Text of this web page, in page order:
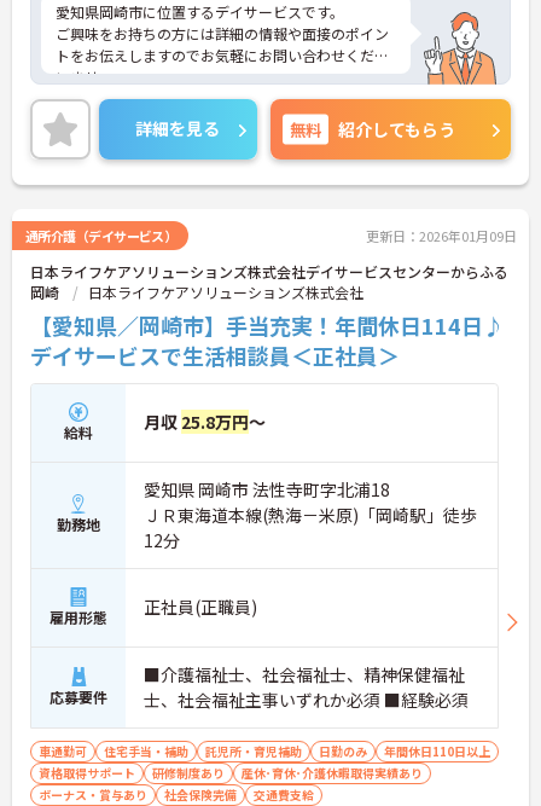
愛知県岡崎市に位置するデイサービスです。
ご興味をお持ちの方には詳細の情報や面接のポイン
トをお伝えしますのでお気軽にお問い合わせくださ
いませ。
詳細を見る 無料 紹介してもらう
通所介護（デイサービス） 更新日：2026年01月09日
日本ライフケアソリューションズ株式会社デイサービスセンターからふる
岡崎
日本ライフケアソリューションズ株式会社
【愛知県／岡崎市】手当充実！年間休日114日♪
デイサービスで生活相談員＜正社員＞
給料 月収 25.8万円～
勤務地
愛知県 岡崎市 法性寺町字北浦18
ＪＲ東海道本線(熱海－米原)「岡崎駅」徒歩
12分
雇用形態 正社員(正職員)
応募要件
■介護福祉士、社会福祉士、精神保健福祉
士、社会福祉主事いずれか必須 ■経験必須
車通勤可 住宅手当・補助 託児所・育児補助 日勤のみ
年間休日110日以上
資格取得サポート
研修制度あり
産休･育休･介護休暇取得実績あり
ボーナス・賞与あり
社会保険完備 交通費支給